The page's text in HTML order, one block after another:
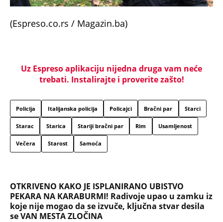
(Espreso.co.rs / Magazin.ba)
Uz Espreso aplikaciju nijedna druga vam neće
trebati. Instalirajte i proverite zašto!
Policija Italijanska policija Policajci Bračni par Starci
Starac Starica Stariji bračni par Rim Usamljenost
Večera Starost Samoća
OTKRIVENO KAKO JE ISPLANIRANO UBISTVO
PEKARA NA KARABURMI! Radivoje upao u zamku iz
koje nije mogao da se izvuče, ključna stvar desila
se VAN MESTA ZLOČINA